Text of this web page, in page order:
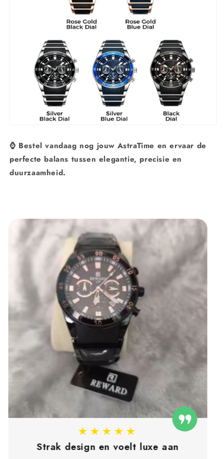
⌚ Bestel vandaag nog jouw AstraTime en ervaar de
perfecte balans tussen elegantie, precisie en
duurzaamheid.
★★★★★
Perfect voor dagelijks gebruik